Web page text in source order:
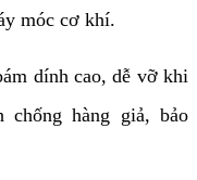
móc cơ khí.
dính cao, dễ vỡ khi
chống hàng giả, bảo